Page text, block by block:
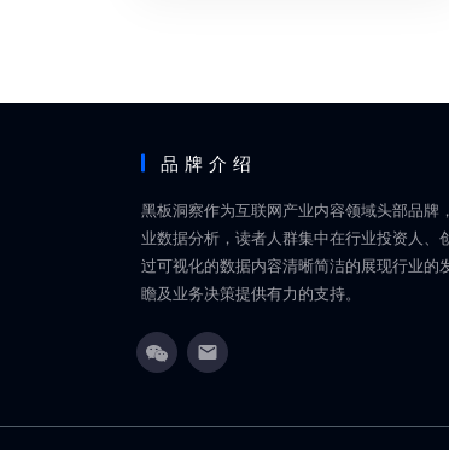
品牌介绍
黑板洞察作为互联网产业内容领域头部品牌
业数据分析，读者人群集中在行业投资人、
过可视化的数据内容清晰简洁的展现行业的
瞻及业务决策提供有力的支持。